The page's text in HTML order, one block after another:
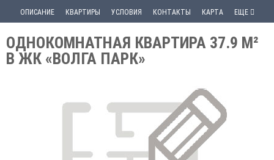
ОПИСАНИЕ КВАРТИРЫ УСЛОВИЯ КОНТАКТЫ КАРТА ЕЩЕ
ОДНОКОМНАТНАЯ КВАРТИРА 37.9 М²
В ЖК «ВОЛГА ПАРК»